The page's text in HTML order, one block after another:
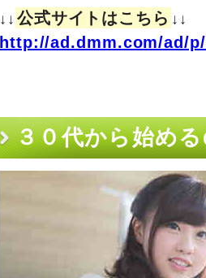
↓↓ 公式サイトはこちら ↓↓
http://ad.dmm.com/ad/
３０代から始め